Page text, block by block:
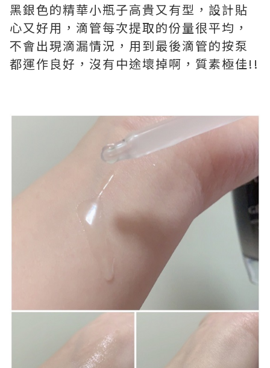
黑銀色的精華小瓶子高貴又有型，設計貼
心又好用，滴管每次提取的份量很平均，
不會出現滴漏情況，用到最後滴管的按泵
都運作良好，沒有中途壞掉啊，質素極佳!!